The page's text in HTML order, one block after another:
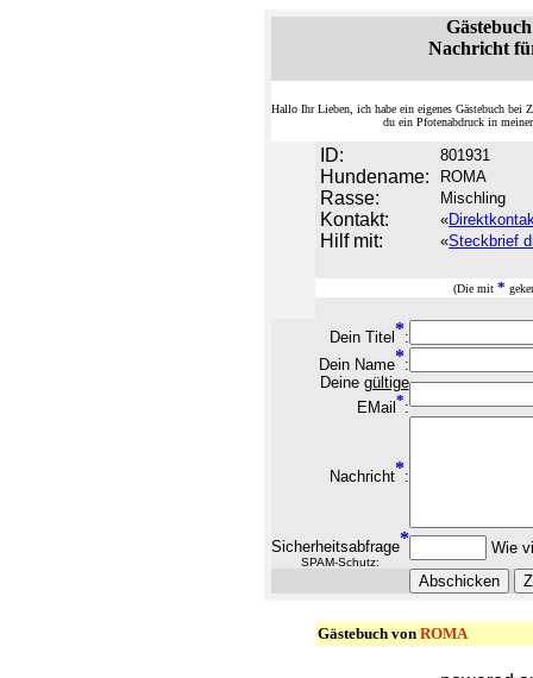
Nachricht
Hallo Ihr Lieben, ich habe ein eigenes Gästebuch bei
du ein Pfotenabdruck in
ID: 801931
Hundename: ROMA
Rasse: Mischling
Kontakt: «
Hilf mit: «Steckbrief
(Die mit *
Dein Titel *:
Dein Name*:
Deine gültige
EMail *:
Nachricht*:
Sicherheitsabfrage*
SPAM-Schutz:
Wie
Gästebuch von ROMA